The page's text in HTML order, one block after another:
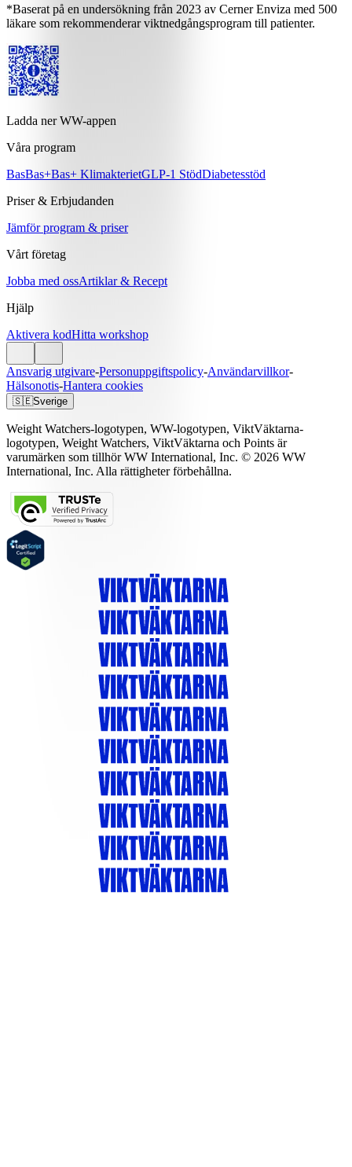
*Baserat på en undersökning från 2023 av Cerner Enviza med 500
läkare som rekommenderar viktnedgångsprogram till patienter.
Ladda ner WW-appen
Våra program
BasBas+Bas+ KlimakterietGLP-1 StödDiabetesstöd
Priser & Erbjudanden
Jämför program & priser
Vårt företag
Jobba med ossArtiklar & Recept
Hjälp
Aktivera kodHitta workshop
Ansvarig utgivare-Personuppgiftspolicy-Användarvillkor-
Hälsonotis-Hantera cookies
🇸🇪Sverige
Weight Watchers-logotypen, WW-logotypen, ViktVäktarna-
logotypen, Weight Watchers, ViktVäktarna och Points är
varumärken som tillhör WW International, Inc. © 2026 WW
International, Inc. Alla rättigheter förbehållna.